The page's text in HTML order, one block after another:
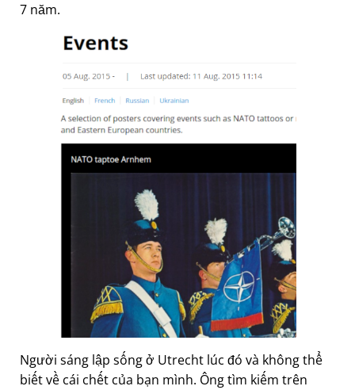
7 năm.
Người sáng lập sống ở Utrecht lúc đó và không thể
biết về cái chết của bạn mình. Ông tìm kiếm trên